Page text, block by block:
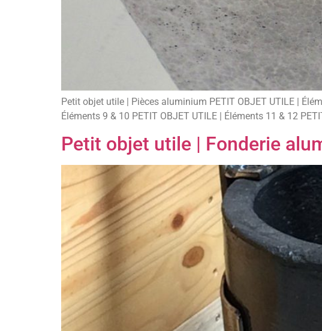
Petit objet utile | Pièces aluminium PETIT OBJET UTILE |
Éléments 9 & 10 PETIT OBJET UTILE | Éléments 11 & 12
Petit objet utile | Fonderie